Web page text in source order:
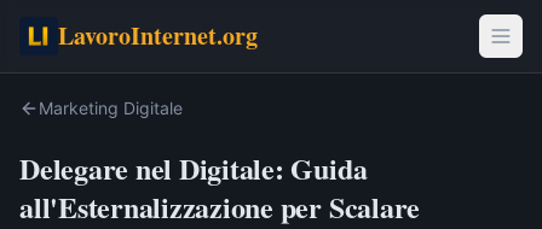
LavoroInternet.org
Marketing Digitale
Delegare nel Digitale: Guida
all'Esternalizzazione per Scalare